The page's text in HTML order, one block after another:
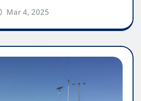
Mar 4, 2025